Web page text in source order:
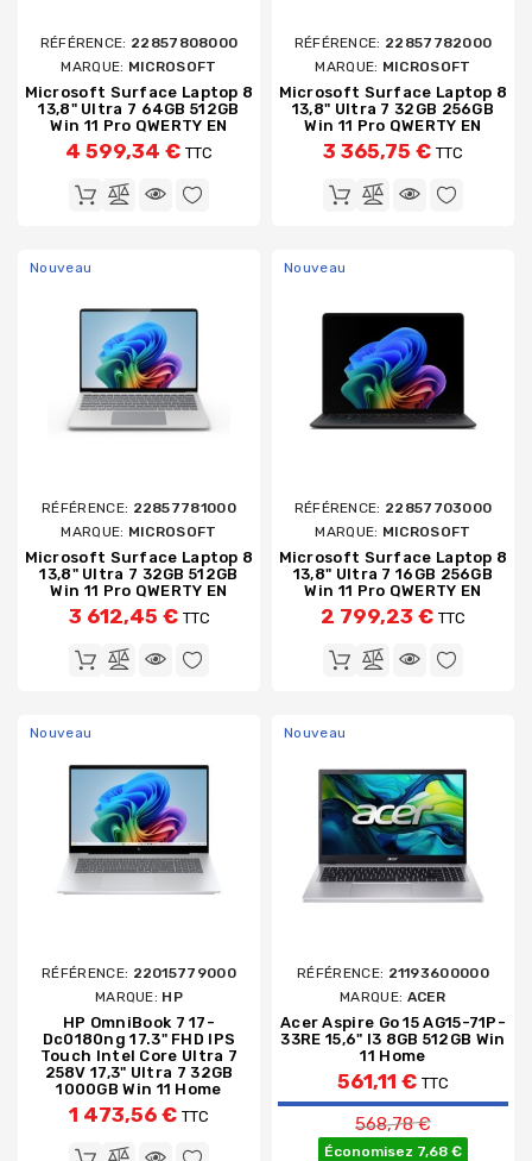
RÉFÉRENCE: 22857808000
MARQUE: MICROSOFT
Microsoft Surface Laptop 8
13,8" Ultra 7 64GB 512GB
Win 11 Pro QWERTY EN
4 599,34 € TTC
RÉFÉRENCE: 22857782000
MARQUE: MICROSOFT
Microsoft Surface Laptop 8
13,8" Ultra 7 32GB 256GB
Win 11 Pro QWERTY EN
3 365,75 € TTC
Nouveau
RÉFÉRENCE: 22857781000
MARQUE: MICROSOFT
Microsoft Surface Laptop 8
13,8" Ultra 7 32GB 512GB
Win 11 Pro QWERTY EN
3 612,45 € TTC
Nouveau
RÉFÉRENCE: 22857703000
MARQUE: MICROSOFT
Microsoft Surface Laptop 8
13,8" Ultra 7 16GB 256GB
Win 11 Pro QWERTY EN
2 799,23 € TTC
Nouveau
RÉFÉRENCE: 22015779000
MARQUE: HP
HP OmniBook 7 17-
Dc0180ng 17.3" FHD IPS
Touch Intel Core Ultra 7
258V 17,3" Ultra 7 32GB
1000GB Win 11 Home
1 473,56 € TTC
Nouveau
RÉFÉRENCE: 21193600000
MARQUE: ACER
Acer Aspire Go 15 AG15-71P-
33RE 15,6" I3 8GB 512GB Win
11 Home
561,11 € TTC
Prix de base
568,78 €
Économisez 7,68 €